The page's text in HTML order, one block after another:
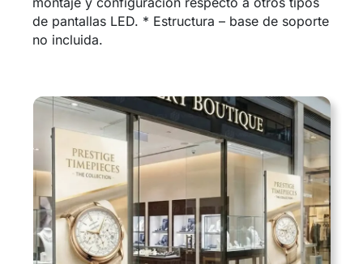
de pantallas LED. * Estructura – base de soporte
no incluida.